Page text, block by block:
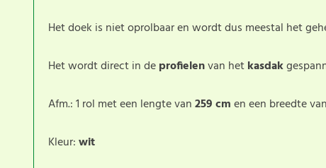
Het doek is niet oprolbaar en wordt dus meestal het
Het wordt direct in deprofielenvan hetkasdak
Afm.: 1 rol met een lengte van259 cmen een breedte van
Kleur:wit